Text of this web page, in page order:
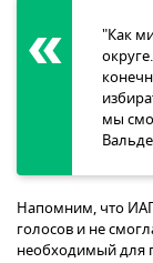
"Как
мы
Напомним, что
голосов и не
необходимый для